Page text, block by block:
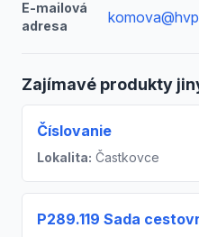
E-mailová
adresa
Zajímavé produkty
Číslovanie
Lokalita: Častkovce
P289.119 Sada